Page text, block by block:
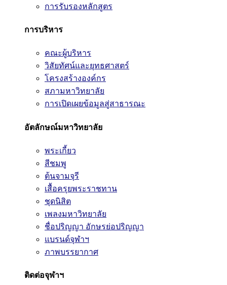
การรับรองหลักสูตร
การบริหาร
คณะผู้บริหาร
วิสัยทัศน์และยุทธศาสตร์
โครงสร้างองค์กร
สภามหาวิทยาลัย
การเปิดเผยข้อมูลสู่สาธารณะ
อัตลักษณ์มหาวิทยาลัย
พระเกี้ยว
สีชมพู
ต้นจามจุรี
เสื้อครุยพระราชทาน
ชุดนิสิต
เพลงมหาวิทยาลัย
ชื่อปริญญา อักษรย่อปริญญา
แบรนด์จุฬาฯ
ภาพบรรยากาศ
ติดต่อจุฬาฯ